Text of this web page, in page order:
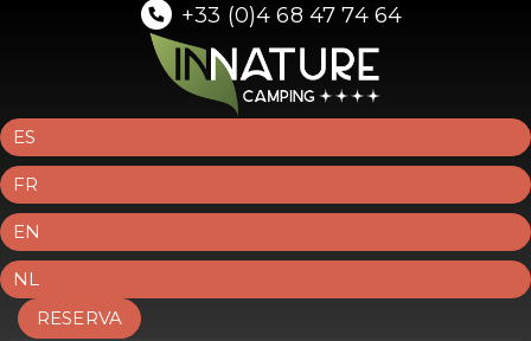
+33 (0)4 68 47 74 64
ES
FR
EN
NL
RESERVA